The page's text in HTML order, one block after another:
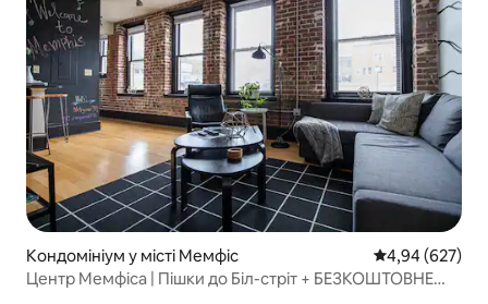
Кондомініум у місті Мемфіс Середня
4,94 (627)
Центр Мемфіса | Пішки до Біл-стріт + БЕЗКОШТОВНЕ